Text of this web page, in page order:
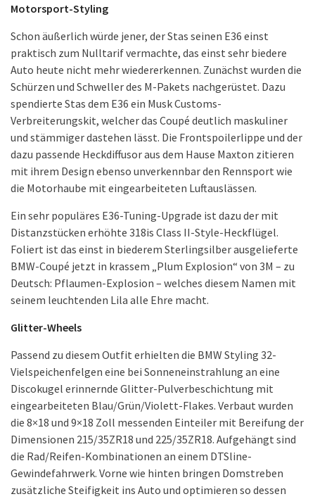
Motorsport-Styling
Schon äußerlich würde jener, der Stas seinen E36 einst
praktisch zum Nulltarif vermachte, das einst sehr biedere
Auto heute nicht mehr wiedererkennen. Zunächst wurden die
Schürzen und Schweller des M-Pakets nachgerüstet. Dazu
spendierte Stas dem E36 ein Musk Customs-
Verbreiterungskit, welcher das Coupé deutlich maskuliner
und stämmiger dastehen lässt. Die Frontspoilerlippe und der
dazu passende Heckdiffusor aus dem Hause Maxton zitieren
mit ihrem Design ebenso unverkennbar den Rennsport wie
die Motorhaube mit eingearbeiteten Luftauslässen.
Ein sehr populäres E36-Tuning-Upgrade ist dazu der mit
Distanzstücken erhöhte 318is Class II-Style-Heckflügel.
Foliert ist das einst in biederem Sterlingsilber ausgelieferte
BMW-Coupé jetzt in krassem „Plum Explosion“ von 3M – zu
Deutsch: Pflaumen-Explosion – welches diesem Namen mit
seinem leuchtenden Lila alle Ehre macht.
Glitter-Wheels
Passend zu diesem Outfit erhielten die BMW Styling 32-
Vielspeichenfelgen eine bei Sonneneinstrahlung an eine
Discokugel erinnernde Glitter-Pulverbeschichtung mit
eingearbeiteten Blau/Grün/Violett-Flakes. Verbaut wurden
die 8×18 und 9×18 Zoll messenden Einteiler mit Bereifung der
Dimensionen 215/35ZR18 und 225/35ZR18. Aufgehängt sind
die Rad/Reifen-Kombinationen an einem DTSline-
Gewindefahrwerk. Vorne wie hinten bringen Domstreben
zusätzliche Steifigkeit ins Auto und optimieren so dessen